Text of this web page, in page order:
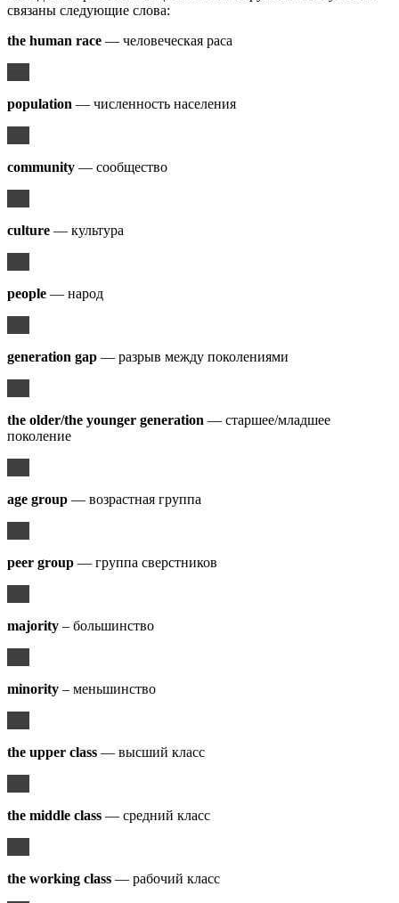
связаны следующие слова:
the human race — человеческая раса
population — численность населения
community — сообщество
culture — культура
people — народ
generation gap — разрыв между поколениями
the older/the younger generation — старшее/младшее
поколение
age group — возрастная группа
peer group — группа сверстников
majority – большинство
minority – меньшинство
the upper class — высший класс
the middle class — средний класс
the working class — рабочий класс